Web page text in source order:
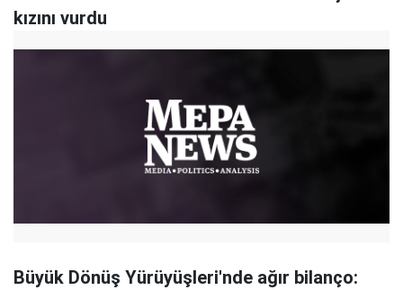
kızını vurdu
Büyük Dönüş Yürüyüşleri'nde ağır bilanço: